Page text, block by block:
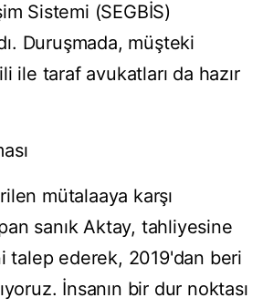
Sistemi (SEGBİS)
Duruşmada, müşteki
ile taraf avukatları da hazır
mütalaaya karşı
sanık Aktay, tahliyesine
talep ederek, 2019'dan beri
İnsanın bir dur noktası